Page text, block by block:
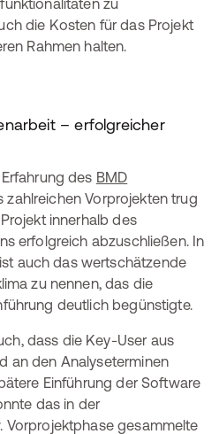
zu
die Kosten für das Projekt
Rahmen halten.
– erfolgreicher
des BMD
zahlreichen Vorprojekten trug
innerhalb des
erfolgreich abzuschließen. In
auch das wertschätzende
zu nennen, das die
deutlich begünstigte.
dass die Key-User aus
an den Analyseterminen
Einführung der Software
das in der
Vorprojektphase gesammelte